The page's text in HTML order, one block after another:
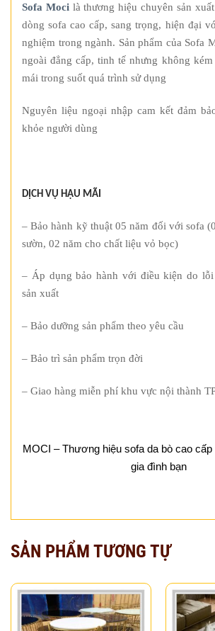
Sofa Mocilà thương hiệu chuyên sản
dòng sofa cao cấp, sang trọng, hiện đại
nghiệm trong ngành. Sản phẩm của Sofa
ngoài đẳng cấp, tinh tế nhưng không
mái trong suốt quá trình sử dụng
Nguyên liệu ngoại nhập cam kết đảm
khỏe người dùng
DỊCH VỤ HẬU MÃI
– Bảo hành kỹ thuật 05 năm đối với sofa
sườn, 02 năm cho chất liệu vỏ bọc)
– Áp dụng bảo hành với điều kiện do
sản xuất
– Bảo dưỡng sản phẩm theo yêu cầu
– Bảo trì sản phẩm trọn đời
– Giao hàng miễn phí khu vực nội thành
MOCI – Thương hiệu sofa da bò cao
gia đình bạn
SẢN PHẨM TƯƠNG TỰ